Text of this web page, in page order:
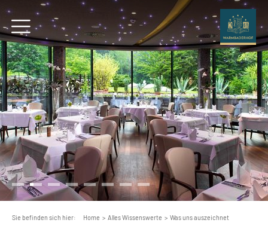
Sie befinden sich hier: Home > Alles Wissenswerte > Was uns auszeichnet